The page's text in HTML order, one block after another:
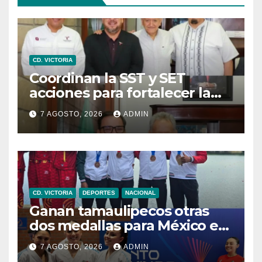
CD. VICTORIA
Coordinan la SST y SET
acciones para fortalecer la
formación médica y la
bioética en Tamaulipas
7 AGOSTO, 2026 ADMIN
CD. VICTORIA DEPORTES NACIONAL
Ganan tamaulipecos otras
dos medallas para México en
los Juegos Centroamericanos
y del Caribe
7 AGOSTO, 2026 ADMIN